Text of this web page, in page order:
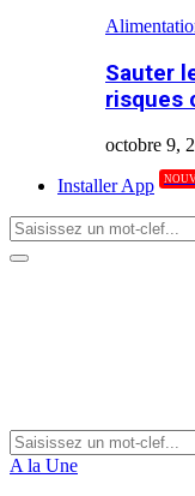
Sauter
risques
octobre 9,
Installer App
Search
for:
Primary
Search
for:
Le
A la Une